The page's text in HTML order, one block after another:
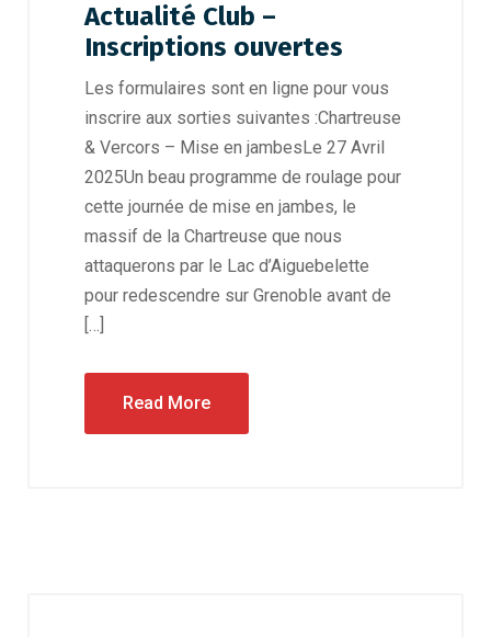
Actualité Club –
Inscriptions ouvertes
Les formulaires sont en ligne pour vous
inscrire aux sorties suivantes :Chartreuse
& Vercors – Mise en jambesLe 27 Avril
2025Un beau programme de roulage pour
cette journée de mise en jambes, le
massif de la Chartreuse que nous
attaquerons par le Lac d’Aiguebelette
pour redescendre sur Grenoble avant de
[…]
Read More